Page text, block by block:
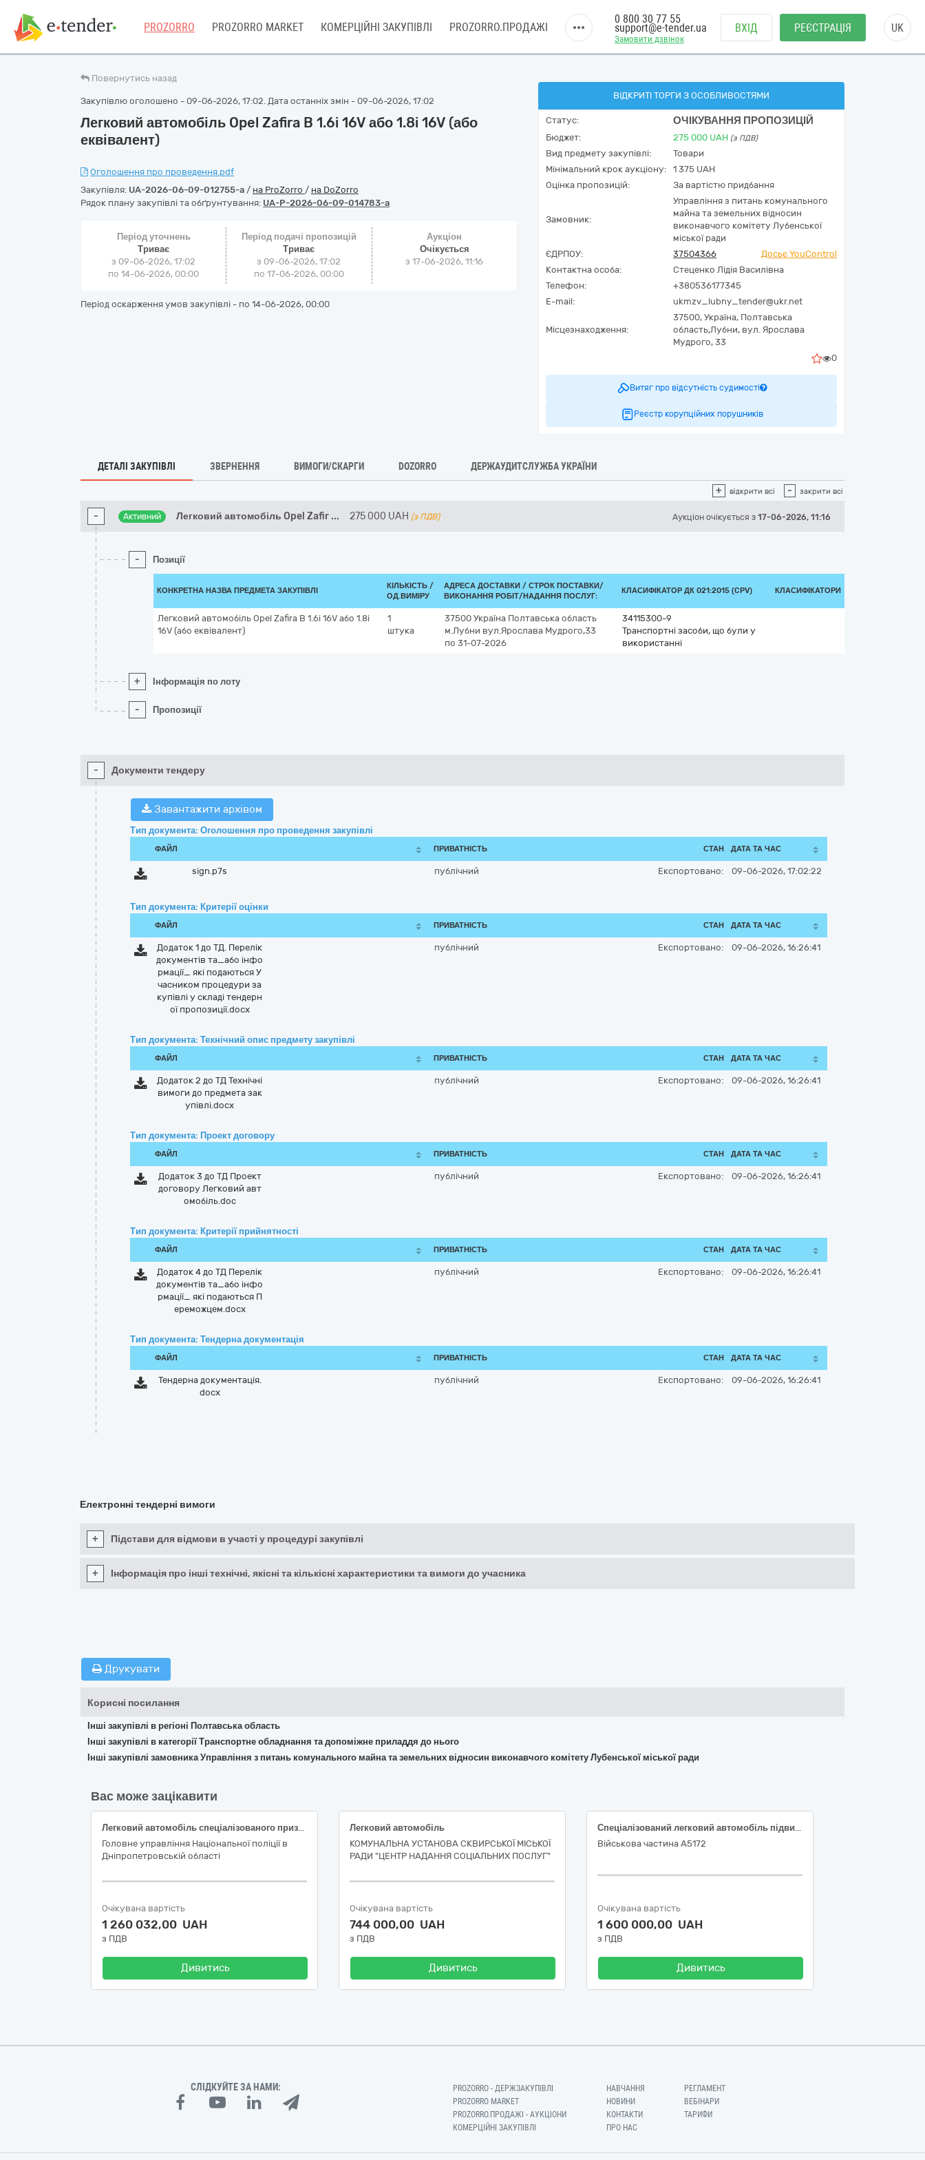
PROZORRO PROZORRO MARKET КОМЕРЦІЙНІ ЗАКУПІВЛІ PROZORRO.ПРОДАЖІ
Замовити дзвінок
0 800 30 77 55
support@e-tender.ua ВХІД РЕЄСТРАЦІЯ UK
Повернутись назад
Закупівлю оголошено - 09-06-2026, 17:02. Дата останніх змін - 09-06-2026, 17:02
Легковий автомобіль Opel Zafira B 1.6i 16V або 1.8i 16V (або
еквівалент)
Оголошення про проведення.pdf
Закупівля: UA-2026-06-09-012755-a / на ProZorro / на DoZorro
Рядок плану закупівлі та обґрунтування: UA-P-2026-06-09-014783-a
Період уточнень
Триває
з 09-06-2026, 17:02
по 14-06-2026, 00:00
Період подачі пропозицій
Триває
з 09-06-2026, 17:02
по 17-06-2026, 00:00
Аукціон
Очікується
з17-06-2026, 11:16
Період оскарження умов закупівлі - по 14-06-2026, 00:00
ВІДКРИТІ ТОРГИ З ОСОБЛИВОСТЯМИ
Статус: ОЧІКУВАННЯ ПРОПОЗИЦІЙ
Бюджет: 275 000 UAH (з ПДВ)
Вид предмету закупівлі:
Товари
Мінімальний крок аукціону:
1 375 UAH
Оцінка пропозицій:
За вартістю придбання
Замовник:
Управління з питань комунального
майна та земельних відносин
виконавчого комітету Лубенської
міської ради
ЄДРПОУ:
37504366
Досьє YouControl
Контактна особа:
Стеценко Лідія Василівна
Телефон:
+380536177345
E-mail:
ukmzv_lubny_tender@ukr.net
Місцезнаходження:
37500, Україна, Полтавська
область,Лубни, вул. Ярослава
Мудрого, 33
0
Витяг про відсутність судимості
Реєстр корупційних порушників
ДЕТАЛІ ЗАКУПІВЛІ ЗВЕРНЕННЯ ВИМОГИ/СКАРГИ DOZORRO ДЕРЖАУДИТСЛУЖБА УКРАЇНИ
+ відкрити всі - закрити всі
- Активний Легковий автомобіль Opel Zafir ... 275 000 UAH (з ПДВ) Аукціон очікується з 17-06-2026, 11:16
- Позиції
КОНКРЕТНА НАЗВА ПРЕДМЕТА ЗАКУПІВЛІ
КІЛЬКІСТЬ /
ОД.ВИМІРУ
АДРЕСА ДОСТАВКИ / СТРОК ПОСТАВКИ/
ВИКОНАННЯ РОБІТ/НАДАННЯ ПОСЛУГ:
КЛАСИФІКАТОР ДК 021:2015 (CPV) КЛАСИФІКАТОРИ
Легковий автомобіль Opel Zafira B 1.6i 16V або 1.8i
16V (або еквівалент)
1
штука
37500 Україна Полтавська область
м.Лубни вул.Ярослава Мудрого,33
по 31-07-2026
34115300-9
Транспортні засоби, що були у
використанні
+ Інформація по лоту
- Пропозиції
- Документи тендеру
Завантажити архівом
Тип документа: Оголошення про проведення закупівлі
ФАЙЛ ПРИВАТНІСТЬ СТАН ДАТА ТА ЧАС
sign.p7s публічний Експортовано: 09-06-2026, 17:02:22
Тип документа: Критерії оцінки
ФАЙЛ ПРИВАТНІСТЬ СТАН ДАТА ТА ЧАС
Додаток 1 до ТД. Перелік
документів та_або інфо
рмації_ які подаються У
часником процедури за
купівлі у складі тендерн
ої пропозиції.docx
публічний Експортовано: 09-06-2026, 16:26:41
Тип документа: Технічний опис предмету закупівлі
ФАЙЛ ПРИВАТНІСТЬ СТАН ДАТА ТА ЧАС
Додаток 2 до ТД Технічні
вимоги до предмета зак
упівлі.docx
публічний Експортовано: 09-06-2026, 16:26:41
Тип документа: Проект договору
ФАЙЛ ПРИВАТНІСТЬ СТАН ДАТА ТА ЧАС
Додаток 3 до ТД Проект
договору Легковий авт
омобіль.doc
публічний Експортовано: 09-06-2026, 16:26:41
Тип документа: Критерії прийнятності
ФАЙЛ ПРИВАТНІСТЬ СТАН ДАТА ТА ЧАС
Додаток 4 до ТД Перелік
документів та_або інфо
рмації_ які подаються П
ереможцем.docx
публічний Експортовано: 09-06-2026, 16:26:41
Тип документа: Тендерна документація
ФАЙЛ ПРИВАТНІСТЬ СТАН ДАТА ТА ЧАС
Тендерна документація.
docx
публічний Експортовано: 09-06-2026, 16:26:41
Електронні тендерні вимоги
+ Підстави для відмови в участі у процедурі закупівлі
+ Інформація про інші технічні, якісні та кількісні характеристики та вимоги до учасника
Друкувати
Корисні посилання
Інші закупівлі в регіоні Полтавська область
Інші закупівлі в категорії Транспортне обладнання та допоміжне приладдя до нього
Інші закупівлі замовника Управління з питань комунального майна та земельних відносин виконавчого комітету Лубенської міської ради
Вас може зацікавити
Легковий автомобіль спеціалізованого призначення
Головне управління Національної поліції в
Дніпропетровській області
Очікувана вартість
1 260 032,00 UAH
з ПДВ
Дивитись
Легковий автомобіль
КОМУНАЛЬНА УСТАНОВА СКВИРСЬКОЇ МІСЬКОЇ
РАДИ "ЦЕНТР НАДАННЯ СОЦІАЛЬНИХ ПОСЛУГ"
Очікувана вартість
744 000,00 UAH
з ПДВ
Дивитись
Спеціалізований легковий автомобіль підвищеної прохідності (з пробігом), що був у користуванні.
Військова частина А5172
Очікувана вартість
1 600 000,00 UAH
з ПДВ
Дивитись
СЛІДКУЙТЕ ЗА НАМИ:
PROZORRO - ДЕРЖЗАКУПІВЛІ
PROZORRO MARKET
PROZORRO.ПРОДАЖІ - АУКЦІОНИ
КОМЕРЦІЙНІ ЗАКУПІВЛІ
НАВЧАННЯ
НОВИНИ
КОНТАКТИ
ПРО НАС
РЕГЛАМЕНТ
ВЕБІНАРИ
ТАРИФИ